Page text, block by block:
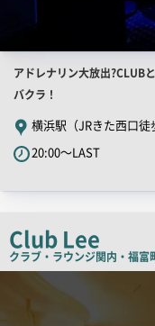
店
舗
PR
キ
ャ
ピ
ー
アドレナリン大放出?CLUB
バクラ！
横浜駅（JRきた西口徒
20:00～LAST
Club Lee
クラブ・ラウンジ関内・福富
検